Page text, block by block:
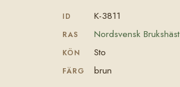
ID K-3811
RAS Nordsvensk Brukshäst
KÖN Sto
FÄRG brun